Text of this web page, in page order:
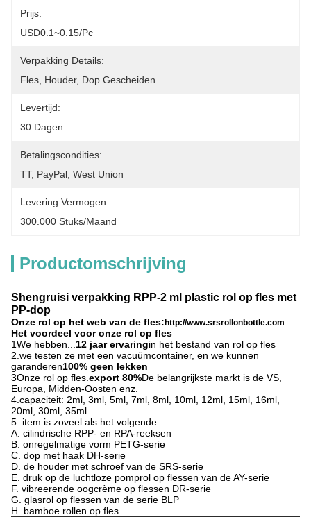
Prijs:
USD0.1~0.15/pc
Verpakking Details:
Fles, Houder, Dop Gescheiden
Levertijd:
30 Dagen
Betalingscondities:
TT, PayPal, West Union
Levering Vermogen:
300.000 Stuks/maand
Productomschrijving
Shengruisi verpakking RPP-2 ml plastic rol op fles met
PP-dop
Onze rol op het web van de fles: http://www.srsrollonbottle.com
Het voordeel voor onze rol op fles
1We hebben... 12 jaar ervaringin het bestand van rol op fles
2.we testen ze met een vacuümcontainer, en we kunnen
garanderen100% geen lekken
3Onze rol op fles. export 80%De belangrijkste markt is de VS,
Europa, Midden-Oosten enz.
4.capaciteit: 2ml, 3ml, 5ml, 7ml, 8ml, 10ml, 12ml, 15ml, 16ml,
20ml, 30ml, 35ml
5. item is zoveel als het volgende:
A. cilindrische RPP- en RPA-reeksen
B. onregelmatige vorm PETG-serie
C. dop met haak DH-serie
D. de houder met schroef van de SRS-serie
E. druk op de luchtloze pomprol op flessen van de AY-serie
F. vibreerende oogcrème op flessen DR-serie
G. glasrol op flessen van de serie BLP
H. bamboe rollen op fles